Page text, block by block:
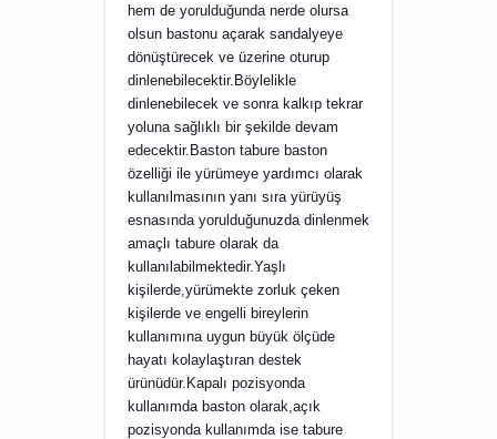
hem de yorulduğunda nerde olursa
olsun bastonu açarak sandalyeye
dönüştürecek ve üzerine oturup
dinlenebilecektir.Böylelikle
dinlenebilecek ve sonra kalkıp tekrar
yoluna sağlıklı bir şekilde devam
edecektir.Baston tabure baston
özelliği ile yürümeye yardımcı olarak
kullanılmasının yanı sıra yürüyüş
esnasında yorulduğunuzda dinlenmek
amaçlı tabure olarak da
kullanılabilmektedir.Yaşlı
kişilerde,yürümekte zorluk çeken
kişilerde ve engelli bireylerin
kullanımına uygun büyük ölçüde
hayatı kolaylaştıran destek
ürünüdür.Kapalı pozisyonda
kullanımda baston olarak,açık
pozisyonda kullanımda ise tabure